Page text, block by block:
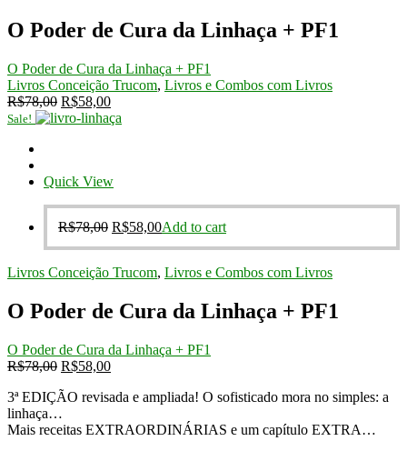
O Poder de Cura da Linhaça + PF1
O Poder de Cura da Linhaça + PF1
Livros Conceição Trucom, Livros e Combos com Livros
R$78,00 Original
price
R$58,00Current
price
Sale!
Quick View
R$78,00 Original
R$78,00.
R$58,00Current
R$58,00.
Add to cart
Livros Conceição Trucom, Livros e Combos com Livros
O Poder de Cura da Linhaça + PF1
O Poder de Cura da Linhaça + PF1
R$78,00 Original
was:
R$78,00.
R$58,00Current
is:
3ª EDIÇÃO revisada e ampliada! O sofisticado mora no simples: a
linhaça…
Mais receitas EXTRAORDINÁRIAS e um capítulo EXTRA…